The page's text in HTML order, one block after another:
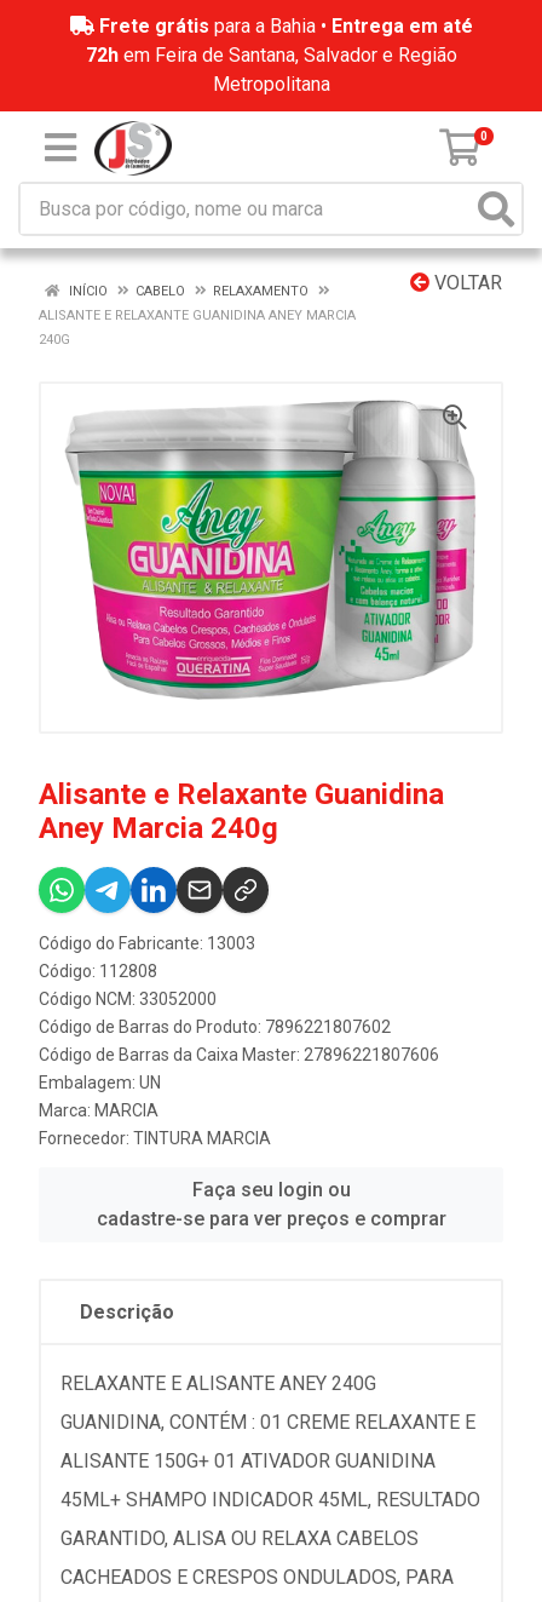
Frete grátis para a Bahia • Entrega em até
72hem Feira de Santana, Salvador e Região
Metropolitana
0
VOLTAR
INÍCIO CABELO
RELAXAMENTO
ALISANTE E RELAXANTE GUANIDINA ANEY MARCIA
240G
Alisante e Relaxante Guanidina
Aney Marcia 240g
Código do Fabricante: 13003
Código: 112808
Código NCM: 33052000
Código de Barras do Produto: 7896221807602
Código de Barras da Caixa Master: 27896221807606
Embalagem: UN
Marca: MARCIA
Fornecedor: TINTURA MARCIA
Faça seu login ou
cadastre-se para ver preços e comprar
Descrição
RELAXANTE E ALISANTE ANEY 240G
GUANIDINA, CONTÉM : 01 CREME RELAXANTE E
ALISANTE 150G+ 01 ATIVADOR GUANIDINA
45ML+ SHAMPO INDICADOR 45ML, RESULTADO
GARANTIDO, ALISA OU RELAXA CABELOS
CACHEADOS E CRESPOS ONDULADOS, PARA